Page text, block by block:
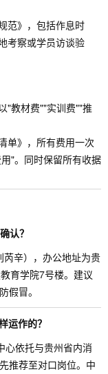
范》，包括作息时
考察或学员访谈验
"教材费""实训费""推
单》，所有费用一次
"。同时保留所有收据
认？
芮辛），办公地址为贵
育学院7号楼。建议
假冒。
运作的？
心依托与贵州省内消
推荐至对口岗位。中